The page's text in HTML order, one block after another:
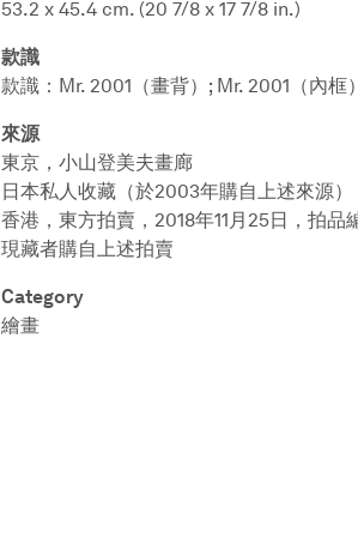
53.2 x 45.4 cm. (20 7/8 x 17 7/8 in.)
款識
款識：Mr. 2001（畫背）; Mr. 2001（內框）
來源
東京，小山登美夫畫廊
日本私人收藏（於2003年購自上述來源）
香港，東方拍賣，2018年11月25日，拍品
現藏者購自上述拍賣
Category
繪畫